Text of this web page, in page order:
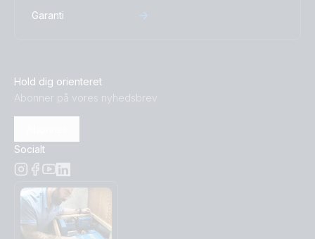
Garanti
Hold dig orienteret
Abonner på vores nyhedsbrev
Socialt